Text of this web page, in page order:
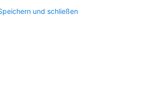
und schließen